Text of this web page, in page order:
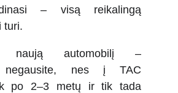
– visą reikalingą
turi.
naują automobilį –
negausite, nes į TAC
po 2–3 metų ir tik tada